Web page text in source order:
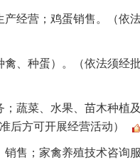
经营；鸡蛋销售。（依
、种蛋）。（依法须经
蔬菜、水果、苗木种植
后方可开展经营活动）
售；家禽养殖技术咨询